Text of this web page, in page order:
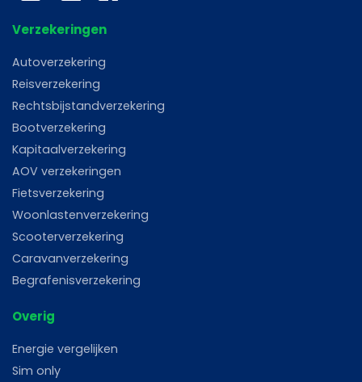
Verzekeringen
Autoverzekering
Reisverzekering
Rechtsbijstandverzekering
Bootverzekering
Kapitaalverzekering
AOV verzekeringen
Fietsverzekering
Woonlastenverzekering
Scooterverzekering
Caravanverzekering
Begrafenisverzekering
Overig
Energie vergelijken
Sim only